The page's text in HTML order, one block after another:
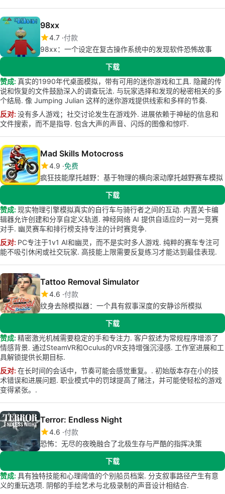
98xx
4.7 付款
98xx：一个设定在复古操作系统中的发现软件恐怖故事
下载
赞成: 真实的1990年代桌面模拟，带有可用的迷你游戏和工具. 隐藏的传
说和恢复的文件鼓励深入的调查玩法. 与玩家选择和发现的秘密相关的多
个结局. 像 Jumping Julian 这样的迷你游戏提供线索和多样的节奏.
反对: 没有多人游戏；社交讨论发生在游戏外. 进展依赖于神秘的信息和
文件搜索，而不是指导. 包含大声的声音、闪烁的图像和惊吓.
Mad Skills Motocross
4.9 免费
疯狂技能摩托越野：基于物理的横向滚动摩托越野赛车模拟
下载
赞成: 现实物理引擎模拟真实的自行车与骑行者之间的互动. 内置关卡编
辑器允许创建和分享自定义轨道. 神经网络 AI 提供自适应的一对一竞赛
对手. 幽灵赛车和排行榜支持专注的计时赛竞争.
反对: PC专注于1v1 AI和幽灵，而不是实时多人游戏. 纯粹的赛车专注可
能不吸引休闲或社交玩家. 高技能上限需要反复练习才能达到最佳表现.
Tattoo Removal Simulator
4.6 付款
纹身去除模拟器：一个具有叙事深度的安静诊所模拟
下载
赞成: 精密激光机械需要稳定的手和专注力. 客户叙述为常规程序增添了
情感背景. 通过SteamVR和Oculus的VR支持增强沉浸感. 工作室进展和工
具解锁提供长期目标.
反对: 在长时间的会话中，节奏可能会感觉重复。. 初始版本存在小的技
术错误和进展问题. 职业模式中的罚球提高了赌注，并可能使轻松的游戏
变得紧张。.
Terror: Endless Night
4.6 付款
恐怖：无尽的夜晚融合了北极生存与严酷的指挥决策
下载
赞成: 具有独特技能和心理阈值的个别船员档案. 分支叙事路径产生有意
义的重玩选项. 阴郁的手绘艺术与北极录制的声音设计相结合.